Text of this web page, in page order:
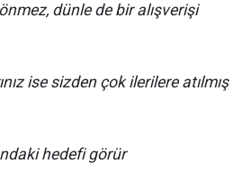
dünle de bir alışverişi
ise sizden çok ilerilere atılmış
hedefi görür